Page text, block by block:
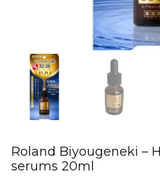
Roland Biyougeneki –
serums 20ml